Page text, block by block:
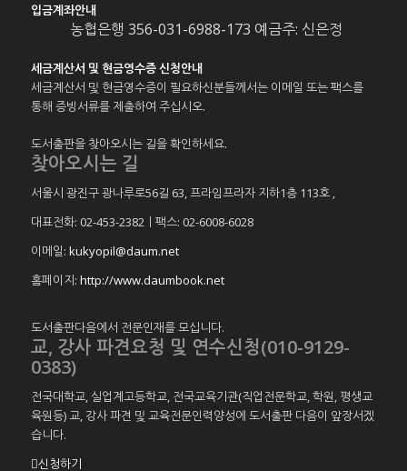
입금계좌안내
농협은행 356-031-6988-173 예금주: 신은정
세금계산서 및 현금영수증 신청안내
세금계산서 및 현금영수증이 필요하신분들께서는 이메일 또는 팩스를
통해 증빙서류를 제출하여 주십시오.
도서출판을 찾아오시는 길을 확인하세요.
찾아오시는 길
서울시 광진구 광나루로56길 63, 프라임프라자 지하1층 113호 ,
대표전화: 02-453-2382ㅣ팩스: 02-6008-6028
이메일: kukyopil@daum.net
홈페이지: http://www.daumbook.net
도서출판다음에서 전문인재를 모십니다.
교, 강사 파견요청 및 연수신청(010-9129-
0383)
전국대학교, 실업계고등학교, 전국교육기관(직업전문학교, 학원, 평생교
육원등) 교, 강사 파견 및 교육전문인력양성에 도서출판 다음이 앞장서겠
습니다.
신청하기